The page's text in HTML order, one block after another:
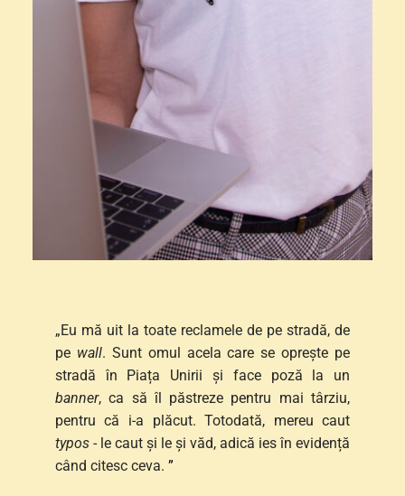
„Eu mă uit la toate reclamele de pe stradă, de
pe wall. Sunt omul acela care se oprește pe
banner, ca să îl păstreze pentru mai târziu,
typos - le caut și le și văd, adică ies în evidență
când citesc ceva. ”